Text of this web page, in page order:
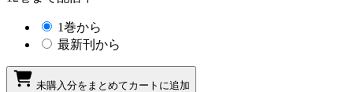
1巻から
最新刊から
未購入分をまとめてカートに追加